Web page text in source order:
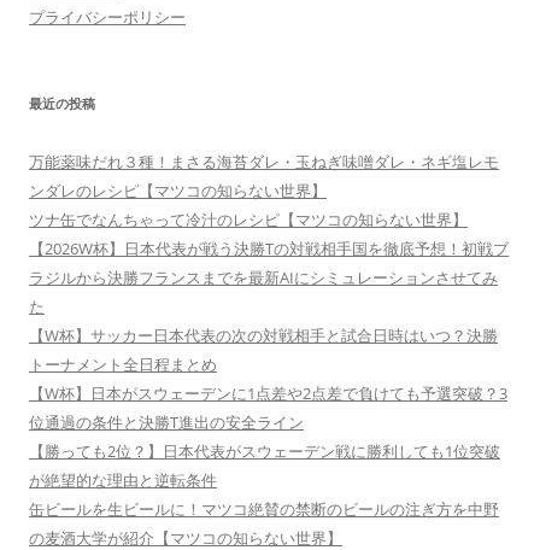
プライバシーポリシー
最近の投稿
万能薬味だれ３種！まさる海苔ダレ・玉ねぎ味噌ダレ・ネギ塩レモ
ンダレのレシピ【マツコの知らない世界】
ツナ缶でなんちゃって冷汁のレシピ【マツコの知らない世界】
【2026W杯】日本代表が戦う決勝Tの対戦相手国を徹底予想！初戦ブ
ラジルから決勝フランスまでを最新AIにシミュレーションさせてみ
た
【W杯】サッカー日本代表の次の対戦相手と試合日時はいつ？決勝
トーナメント全日程まとめ
【W杯】日本がスウェーデンに1点差や2点差で負けても予選突破？3
位通過の条件と決勝T進出の安全ライン
【勝っても2位？】日本代表がスウェーデン戦に勝利しても1位突破
が絶望的な理由と逆転条件
缶ビールを生ビールに！マツコ絶賛の禁断のビールの注ぎ方を中野
の麦酒大学が紹介【マツコの知らない世界】